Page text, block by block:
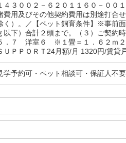
４３００２－６２０１１６０－００
費用及びその他契約費用は別途打合
く）。／【ペット飼育条件】※事前
以下）合計２頭まで。（３）ご契
．７ 洋室６ ※１畳＝１．６２ｍ２
ＵＰＰＯＲＴ24月額/月 1320円/賃貸
学予約可・ペット相談可・保証人不